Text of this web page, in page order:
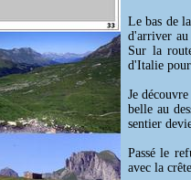
Le bas de
d'arriver au
Sur la
d'Italie
Je
belle au
sentier
Passé le
avec la